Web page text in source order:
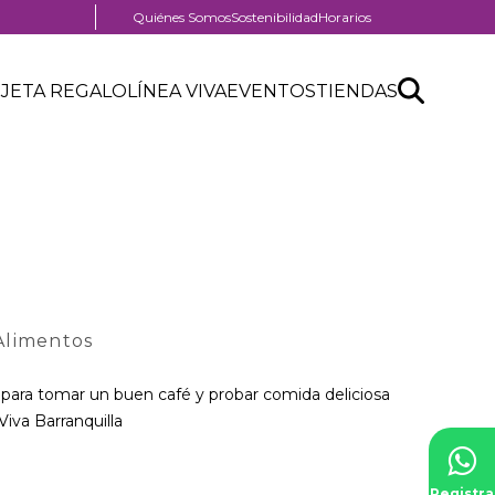
Menú
Quiénes SomosSostenibilidadHorarios
REGALOLÍNEA VIVAEVENTOSTIENDASSearch
Buscar
tomar un buen café y probar comida deliciosa
Barranquilla